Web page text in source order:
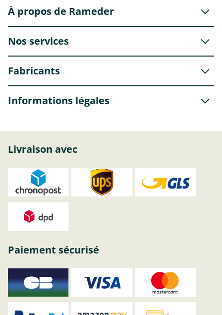
À propos de Rameder
Nos services
Fabricants
Informations légales
Livraison avec
Paiement sécurisé